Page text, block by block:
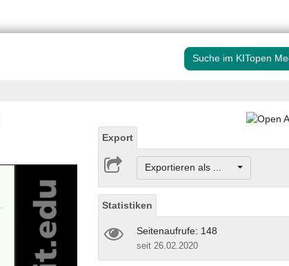
Suche im KITopen
Export
Exportieren als ...
Statistiken
Seitenaufrufe: 148
seit 26.02.2020